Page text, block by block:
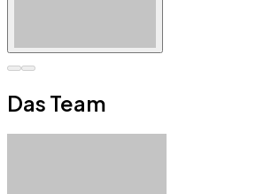
Das Team